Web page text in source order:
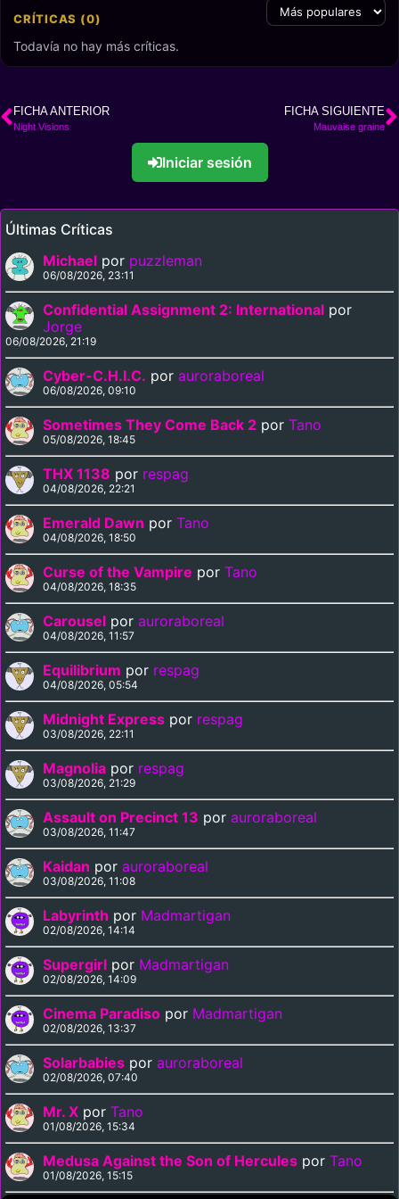
CRÍTICAS (0)
Todavía no hay más críticas.
FICHA ANTERIOR
Night Visions
FICHA SIGUIENTE
Mauvaise graine
Iniciar sesión
Últimas Críticas
Michael por puzzleman
06/08/2026, 23:11
Confidential Assignment 2: International por
Jorge
06/08/2026, 21:19
Cyber-C.H.I.C. por auroraboreal
06/08/2026, 09:10
Sometimes They Come Back 2 por Tano
05/08/2026, 18:45
THX 1138 por respag
04/08/2026, 22:21
Emerald Dawn por Tano
04/08/2026, 18:50
Curse of the Vampire por Tano
04/08/2026, 18:35
Carousel por auroraboreal
04/08/2026, 11:57
Equilibrium por respag
04/08/2026, 05:54
Midnight Express por respag
03/08/2026, 22:11
Magnolia por respag
03/08/2026, 21:29
Assault on Precinct 13 por auroraboreal
03/08/2026, 11:47
Kaidan por auroraboreal
03/08/2026, 11:08
Labyrinth por Madmartigan
02/08/2026, 14:14
Supergirl por Madmartigan
02/08/2026, 14:09
Cinema Paradiso por Madmartigan
02/08/2026, 13:37
Solarbabies por auroraboreal
02/08/2026, 07:40
Mr. X por Tano
01/08/2026, 15:34
Medusa Against the Son of Hercules por Tano
01/08/2026, 15:15